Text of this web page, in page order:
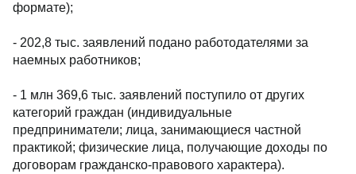
формате);
- 202,8 тыс. заявлений подано работодателями за
наемных работников;
- 1 млн 369,6 тыс. заявлений поступило от других
категорий граждан (индивидуальные
предприниматели; лица, занимающиеся частной
практикой; физические лица, получающие доходы по
договорам гражданско-правового характера).